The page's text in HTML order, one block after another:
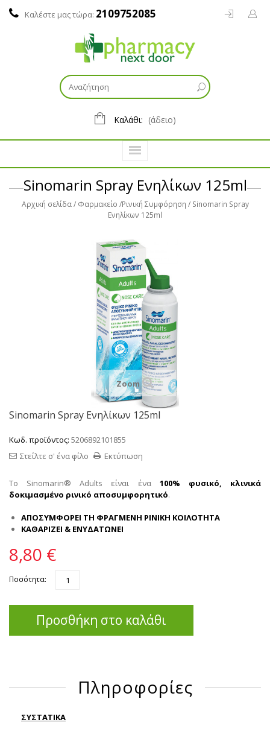
Καλέστε μας τώρα: 2109752085
Καλάθι: (άδειο)
Sinomarin Spray Ενηλίκων 125ml
Αρχική σελίδα Φαρμακείο Ρινική Συμφόρηση
Sinomarin Spray
Ενηλίκων 125ml
Zoom
Sinomarin Spray Ενηλίκων 125ml
Κωδ. προϊόντος: 5206892101855
Εκτύπωση
Στείλτε σ' ένα φίλο
To Sinomarin® Adults είναι ένα 100% φυσικό, κλινικά
δοκιμασμένο ρινικό αποσυμφορητικό.
ΑΠΟΣΥΜΦΟΡΕΙ ΤΗ ΦΡΑΓΜΕΝΗ ΡΙΝΙΚΗ ΚΟΙΛΟΤΗΤΑ
ΚΑΘΑΡΙΖΕΙ & ΕΝΥΔΑΤΩΝΕΙ
8,80 €
Ποσότητα:
Προσθήκη στο καλάθι
Πληροφορίες
ΣΥΣΤΑΤΙΚΑ